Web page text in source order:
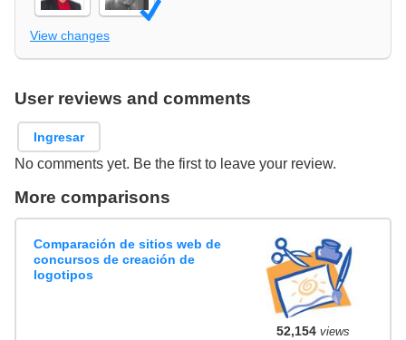
View changes
User reviews and comments
Ingresar
No comments yet. Be the first to leave your review.
More comparisons
Comparación de sitios web de
concursos de creación de
logotipos
52,154views